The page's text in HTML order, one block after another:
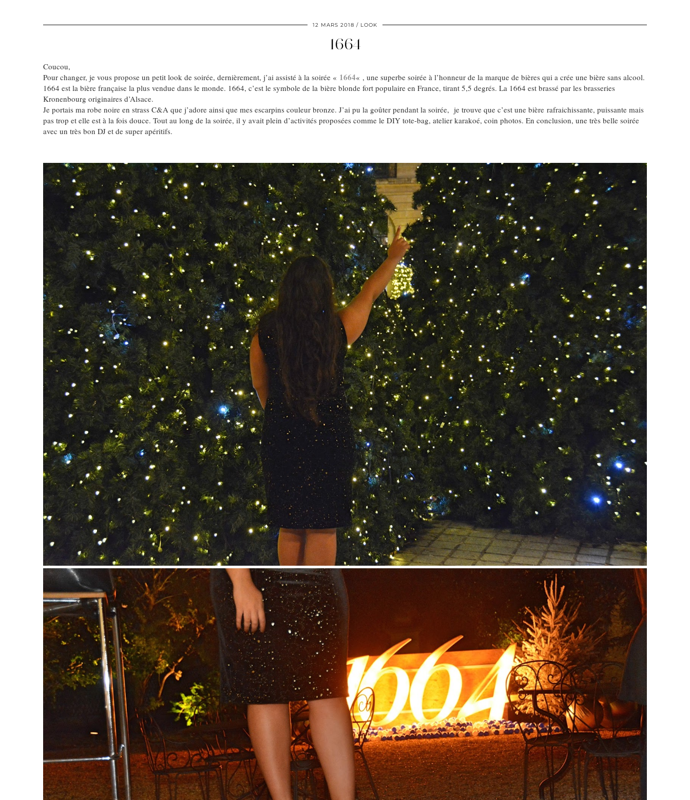
12 MARS 2018 LOOK
1664
Coucou,
Pour changer, je vous propose un petit look de soirée, dernièrement, j’ai assisté à la soirée « 1664« , une superbe soirée à l’honneur de la marque de bières qui a crée une bière sans alcool.
1664 est la bière française la plus vendue dans le monde. 1664, c’est le symbole de la bière blonde fort populaire en France, tirant 5,5 degrés. La 1664 est brassé par les brasseries
Kronenbourg originaires d’Alsace.
Je portais ma robe noire en strass C&A que j’adore ainsi que mes escarpins couleur bronze. J’ai pu la goûter pendant la soirée, je trouve que c’est une bière rafraichissante, puissante mais
pas trop et elle est à la fois douce. Tout au long de la soirée, il y avait plein d’activités proposées comme le DIY tote-bag, atelier karakoé, coin photos. En conclusion, une très belle soirée
avec un très bon DJ et de super apéritifs.